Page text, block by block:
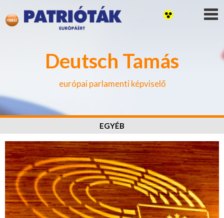
Deutsch Tamás
európai parlamenti képviselő
EGYÉB